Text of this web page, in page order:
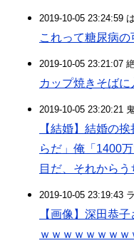
2019-10-05 23:24:59
これって糖尿病の
2019-10-05 23:21:07
カップ焼きそばに
2019-10-05 23:20:21
【結婚】結婚の
らだ」俺「1400
目だ、それからう
2019-10-05 23:19:43
【画像】深田恭
ｗｗｗｗｗｗｗｗ